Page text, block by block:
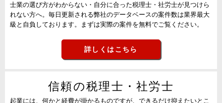
士業の選び方がわからない・自分に合った税理士・社労士が見つけら
れない方へ。毎日更新される弊社のデータベースの案件数は業界最大
級と自負しております。まずは実際の案件を無料でご覧ください。
詳しくはこちら
信頼の税理士・社労士
起業には、何かと経費が掛かるものですが、できるだけ抑えたいとこ